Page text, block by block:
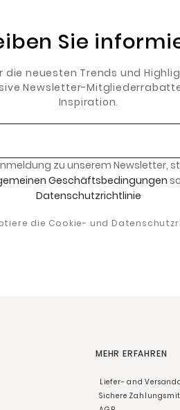
Sie
die neuesten Trends und
Newsletter-
Inspiration.
zu unserem Newsletter,
Geschäftsbedingungen
Datenschutzrichtlinie
die Cookie- und
MEHR ERFAHREN
Liefer- and
Sichere